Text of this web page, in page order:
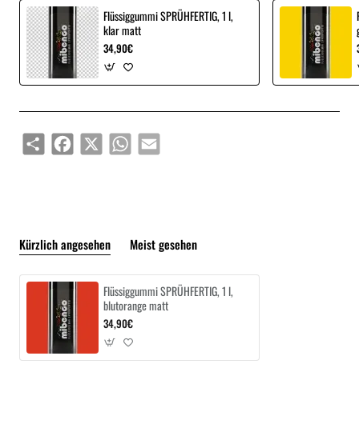
Flüssiggummi SPRÜHFERTIG, 1 l,
klar matt
34,90€
ShareFacebook
X WhatsAppEmail
Kürzlich angesehen Meist gesehen
Flüssiggummi SPRÜHFERTIG, 1 l,
blutorange matt
34,90€